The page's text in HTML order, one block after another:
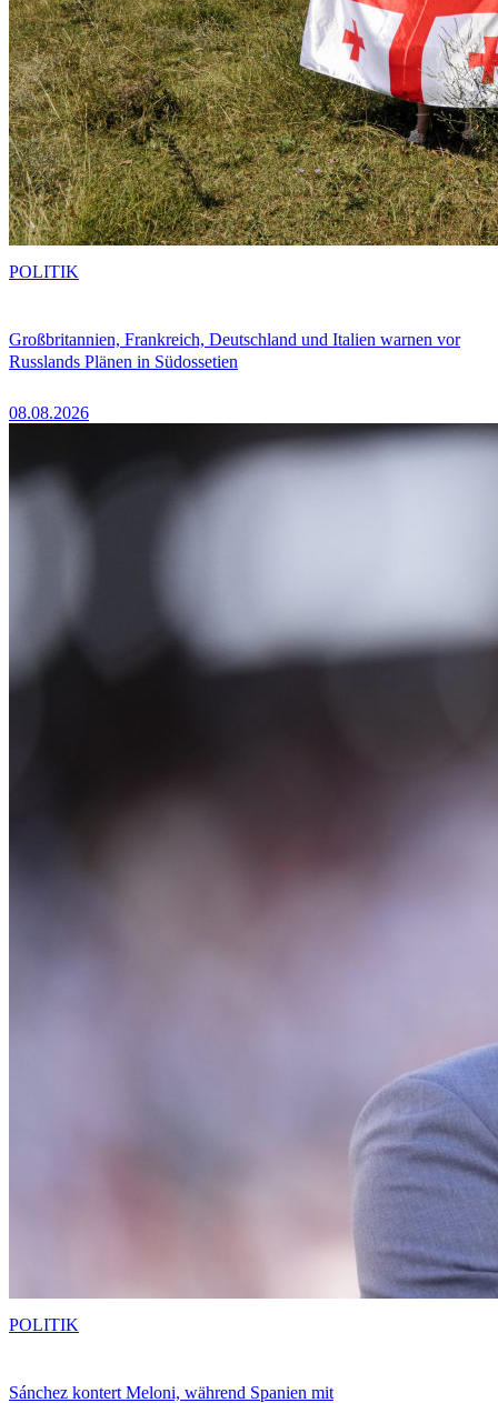
Großbritannien, Frankreich, Deutschland und Italien warnen vor
Russlands Plänen in Südossetien
08.08.2026
POLITIK
Sánchez kontert Meloni, während Spanien mit
POLITIK